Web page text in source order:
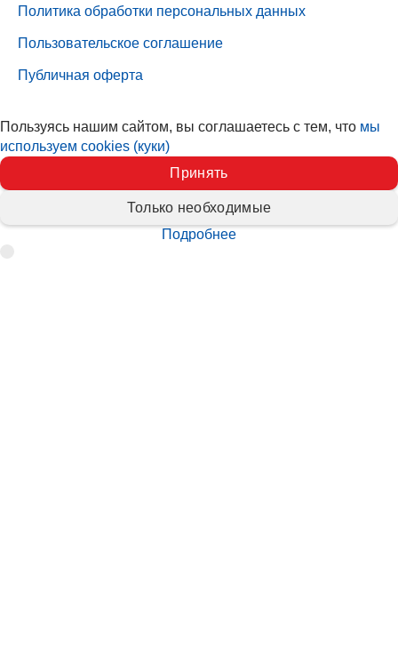
Политика обработки персональных данных
Пользовательское соглашение
Публичная оферта
Пользуясь нашим сайтом, вы соглашаетесь с тем, что мы
используем cookies (куки)
Принять
Только необходимые
Подробнее